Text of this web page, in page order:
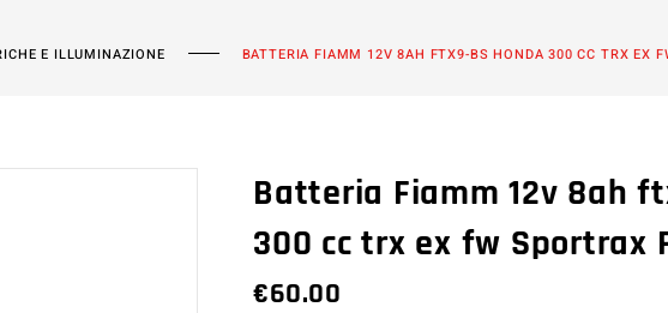
E ILLUMINAZIONE BATTERIA FIAMM 12V 8AH FTX9-BS HONDA 300 CC TRX EX
Batteria Fiamm 12v 8ah
300 cc trx ex fw Sportrax
€60.00